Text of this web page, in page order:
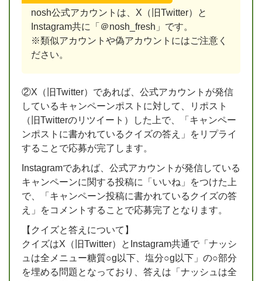
nosh公式アカウントは、X（旧Twitter）と
Instagram共に「＠nosh_fresh」です。
※類似アカウントや偽アカウントにはご注意く
ださい。
②X（旧Twitter）であれば、公式アカウントが発信
しているキャンペーンポストに対して、リポスト
（旧Twitterのリツイート）した上で、「キャンペー
ンポストに書かれているクイズの答え」をリプライ
することで応募が完了します。
Instagramであれば、公式アカウントが発信している
キャンペーンに関する投稿に「いいね」をつけた上
で、「キャンペーン投稿に書かれているクイズの答
え」をコメントすることで応募完了となります。
【クイズと答えについて】
クイズはX（旧Twitter）とInstagram共通で「ナッシ
ュは全メニュー糖質○g以下、塩分○g以下」の○部分
を埋める問題となっており、答えは「ナッシュは全